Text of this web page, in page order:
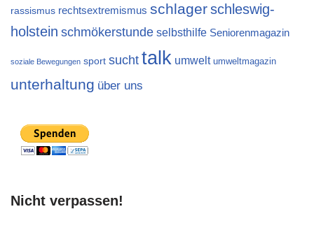
rassismus rechtsextremismus schlagerschleswig-
holstein schmökerstunde selbsthilfe Seniorenmagazin
soziale Bewegungen sport suchttalk umwelt umweltmagazin
unterhaltung über uns
Nicht verpassen!